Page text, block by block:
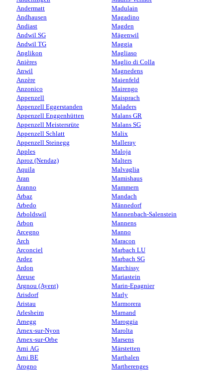
Andermatt
Andhausen
Andiast
Andwil SG
Andwil TG
Anglikon
Anières
Anwil
Anzère
Anzonico
Appenzell
Appenzell Eggerstanden
Appenzell Enggenhütten
Appenzell Meistersrüte
Appenzell Schlatt
Appenzell Steinegg
Apples
Aproz (Nendaz)
Aquila
Aran
Aranno
Arbaz
Arbedo
Arboldswil
Arbon
Arcegno
Arch
Arconciel
Ardez
Ardon
Areuse
Argnou (Ayent)
Arisdorf
Aristau
Arlesheim
Arnegg
Arnex-sur-Nyon
Arnex-sur-Orbe
Arni AG
Arni BE
Arogno
Madulain
Magadino
Magden
Mägenwil
Maggia
Magliaso
Maglio di Colla
Magnedens
Maienfeld
Mairengo
Maisprach
Maladers
Malans GR
Malans SG
Malix
Malleray
Maloja
Malters
Malvaglia
Mamishaus
Mammern
Mandach
Männedorf
Mannenbach-Salenstein
Mannens
Manno
Maracon
Marbach LU
Marbach SG
Marchissy
Mariastein
Marin-Epagnier
Marly
Marmorera
Marnand
Maroggia
Marolta
Marsens
Märstetten
Marthalen
Martherenges